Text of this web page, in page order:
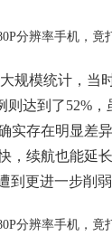
规模统计，当
达到了52%
实存在明显差
续航也能延
到更进一步削弱